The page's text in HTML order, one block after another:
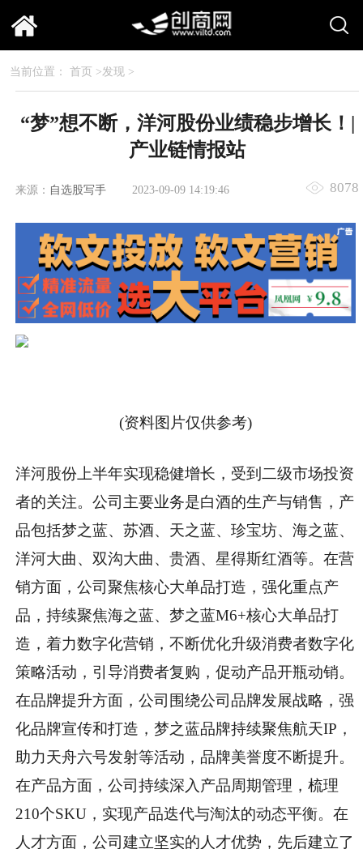
当前位置： 首页 >发现>
“梦”想不断，洋河股份业绩稳步增长！|
产业链情报站
来源： 自选股写手 2023-09-09 14:19:46 8078
(资料图片仅供参考)
洋河股份上半年实现稳健增长，受到二级市场投资
者的关注。公司主要业务是白酒的生产与销售，产
品包括梦之蓝、苏酒、天之蓝、珍宝坊、海之蓝、
洋河大曲、双沟大曲、贵酒、星得斯红酒等。在营
销方面，公司聚焦核心大单品打造，强化重点产
品，持续聚焦海之蓝、梦之蓝M6+核心大单品打
造，着力数字化营销，不断优化升级消费者数字化
策略活动，引导消费者复购，促动产品开瓶动销。
在品牌提升方面，公司围绕公司品牌发展战略，强
化品牌宣传和打造，梦之蓝品牌持续聚焦航天IP，
助力天舟六号发射等活动，品牌美誉度不断提升。
在产品方面，公司持续深入产品周期管理，梳理
210个SKU，实现产品迭代与淘汰的动态平衡。在
人才方面，公司建立坚实的人才优势，先后建立了